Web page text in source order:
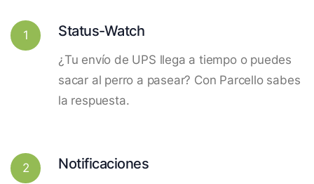
1 Status-Watch
¿Tu envío de UPS llega a tiempo o puedes
sacar al perro a pasear? Con Parcello sabes
la respuesta.
2 Notificaciones